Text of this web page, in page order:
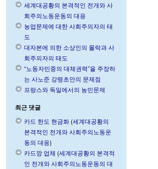
세계대공황의 본격적인 전개와 사
회주의노동운동의 대응
농업문제에 대한 사회주의자의 태
도
대자본에 의한 소상인의 몰락과 사
회주의자의 태도
“노동자민중의 대체권력”을 주장하
는 사노준 강령초안의 문제점
프랑스와 독일에서의 농민문제
최근 댓글
카드 한도 현금화 (세계대공황의
본격적인 전개와 사회주의노동운
동의 대응)
카드깡 업체 (세계대공황의 본격적
인 전개와 사회주의노동운동의 대